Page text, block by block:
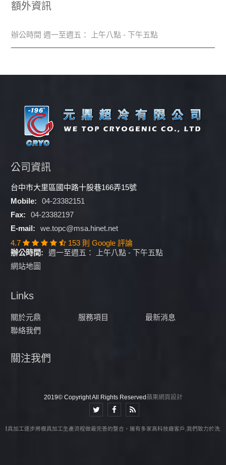
額外資訊
辦公時間 週一至週五： 上午八點 - 下午五點
公司資訊
台中市大里區國中路十股巷166弄15號
Mobile:
04-23382151
Fax:
04-23382197
E-mail:
we.topc@msa.hinet.net
4.7
153 則 Google 評論
辦公時間:
週一至週五： 上午八點 - 下午五點
網站地圖
Links
關於元鼎 服務項目
最新消息
聯絡我們
關注我們
2019© Copyright All Rights Reserved蘋果網頁設計
模具加工逐步將模具加工生產流程做最完善的整合，擁有多家高科技廠客戶,我們致力於洗